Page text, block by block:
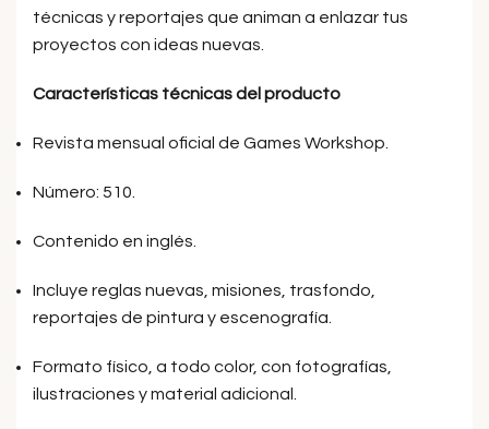
técnicas y reportajes que animan a enlazar tus
proyectos con ideas nuevas.
Características técnicas del producto
Revista mensual oficial de Games Workshop.
Número: 510.
Contenido en inglés.
Incluye reglas nuevas, misiones, trasfondo,
reportajes de pintura y escenografía.
Formato físico, a todo color, con fotografías,
ilustraciones y material adicional.